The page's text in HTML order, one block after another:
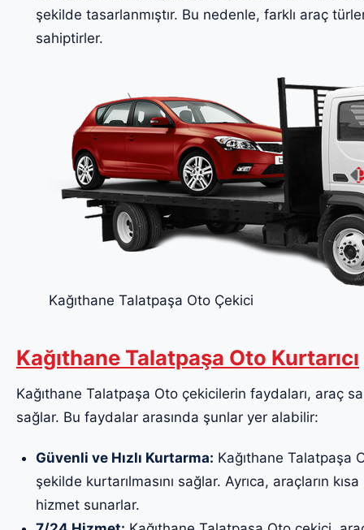
şekilde tasarlanmıştır. Bu nedenle, farklı araç
sahiptirler.
Kağıthane Talatpaşa Oto Çekici
Kağıthane Talatpaşa Oto Kurtarıcı
Kağıthane Talatpaşa Oto çekicilerin faydaları, araç
sağlar. Bu faydalar arasında şunlar yer alabilir:
Güvenli ve Hızlı Kurtarma: Kağıthane Talatpaşa
şekilde kurtarılmasını sağlar. Ayrıca, araçların
hizmet sunarlar.